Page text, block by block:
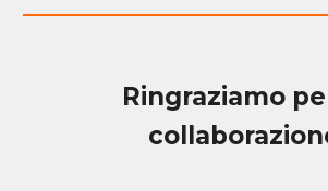
Ringraziamo